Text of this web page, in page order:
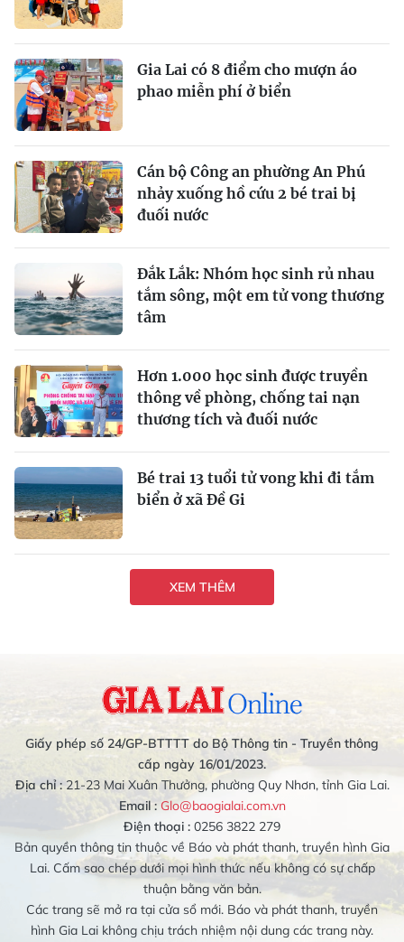
Gia Lai có 8 điểm cho mượn áo
phao miễn phí ở biển
Cán bộ Công an phường An Phú
nhảy xuống hồ cứu 2 bé trai bị
đuối nước
Đắk Lắk: Nhóm học sinh rủ nhau
tắm sông, một em tử vong thương
tâm
Hơn 1.000 học sinh được truyền
thông về phòng, chống tai nạn
thương tích và đuối nước
Bé trai 13 tuổi tử vong khi đi tắm
biển ở xã Đề Gi
XEM THÊM
Giấy phép số 24/GP-BTTTT do Bộ Thông tin - Truyền thông
cấp ngày 16/01/2023.
Địa chỉ :21-23 Mai Xuân Thưởng, phường Quy Nhơn, tỉnh Gia Lai.
Email : Glo@baogialai.com.vn
Điện thoại : 0256 3822 279
Bản quyền thông tin thuộc về Báo và phát thanh, truyền hình Gia
Lai. Cấm sao chép dưới mọi hình thức nếu không có sự chấp
thuận bằng văn bản.
Các trang sẽ mở ra tại cửa sổ mới. Báo và phát thanh, truyền
hình Gia Lai không chịu trách nhiệm nội dung các trang này.